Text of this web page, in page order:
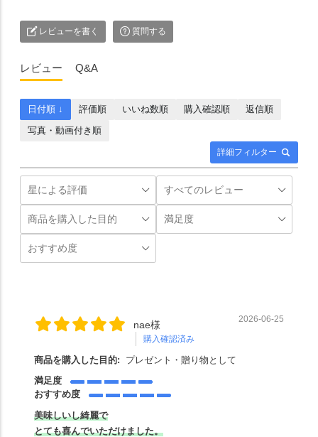
レビューを書く 質問する
レビュー Q&A
詳細フィルター
日付順 ↓ 評価順 いいね数順 購入確認順
返信順
写真・動画付き順
nae様
購入確認済み
2026-06-25
商品を購入した目的:
プレゼント・贈り物として
満足度
おすすめ度
美味しいし綺麗で
とても喜んでいただけました。